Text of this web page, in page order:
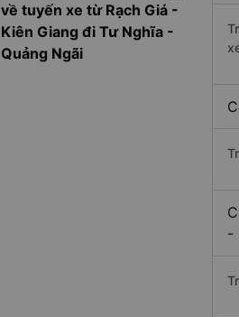
về tuyến xe từ Rạch Giá -
Kiên Giang đi Tư Nghĩa -
Quảng Ngãi
-